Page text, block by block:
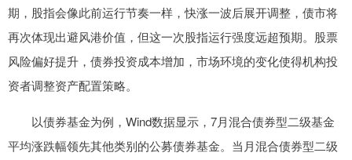
期，股指会像此前运行节奏一样，快涨一波后展开调整，债市将
再次体现出避风港价值，但这一次股指运行强度远超预期。股票
风险偏好提升，债券投资成本增加，市场环境的变化使得机构投
资者调整资产配置策略。
以债券基金为例，Wind数据显示，7月混合债券型二级基金
平均涨跌幅领先其他类别的公募债券基金。当月混合债券型二级